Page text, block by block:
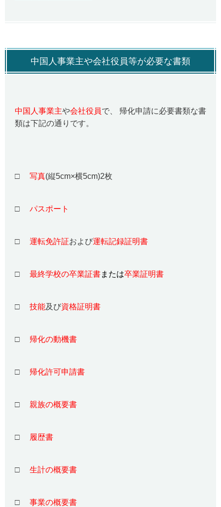
中国人事業主や会社役員等が必要な書類
中国人事業主や会社役員で、 帰化申請に必要書類な書
類は下記の通りです。
□ 写真(縦5cm×横5cm)2枚
□ パスポート
□ 運転免許証および運転記録証明書
□ 最終学校の卒業証書または卒業証明書
□ 技能及び資格証明書
□ 帰化の動機書
□ 帰化許可申請書
□ 親族の概要書
□ 履歴書
□ 生計の概要書
□ 事業の概要書